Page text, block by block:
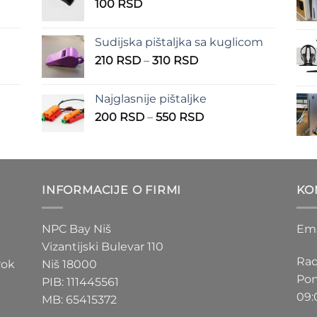
100 RSD
Sudijska pištaljka sa kuglicom
210 RSD – 310 RSDRaspon
210 RSD
do
Najglasnije pištaljke
200 RSD – 550 RSDRaspon
200 RSD
INFORMACIJE O FIRMI
NPC Bay Niš
Vizantijski Bulevar 110
Niš 18000
PIB: 111445561
MB: 65415372